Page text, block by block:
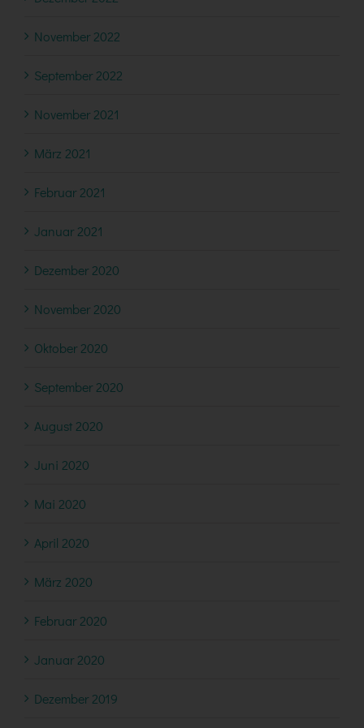
November 2022
September 2022
November 2021
März 2021
Februar 2021
Januar 2021
Dezember 2020
November 2020
Oktober 2020
September 2020
August 2020
Juni 2020
Mai 2020
April 2020
März 2020
Februar 2020
Januar 2020
Dezember 2019